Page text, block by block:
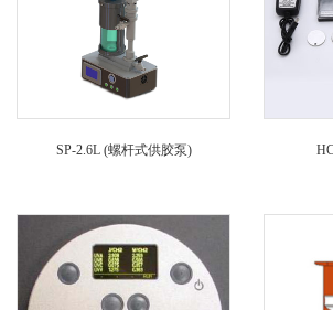
SP-2.6L (螺杆式供胶泵)